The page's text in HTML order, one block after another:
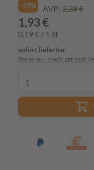
-19% AVP: 2,38 €
1,93 €
0,19 € / 1 St
sofort lieferbar
Preise inkl. MwSt. ggf. zzgl.